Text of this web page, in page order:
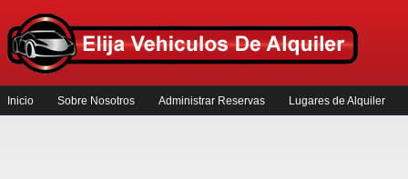
Inicio Sobre Nosotros Administrar Reservas Lugares de Alquiler